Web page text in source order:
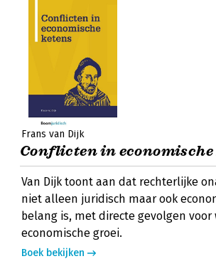
Frans van Dijk
Conflicten in economische
Van Dijk toont aan dat rechterlijke
niet alleen juridisch maar ook
belang is, met directe gevolgen voor
economische groei.
Boek bekijken